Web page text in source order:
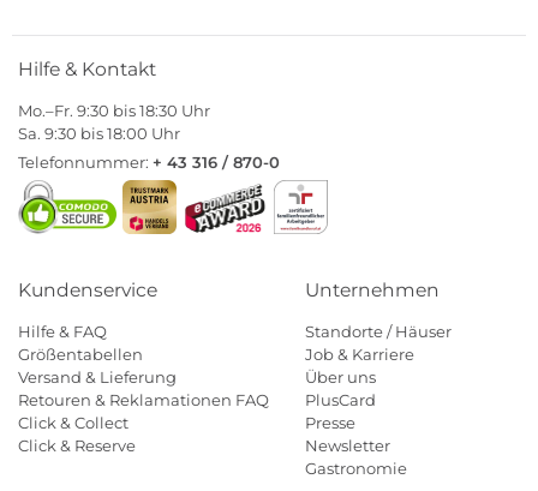
Hilfe & Kontakt
Mo.–Fr. 9:30 bis 18:30 Uhr
Sa. 9:30 bis 18:00 Uhr
Telefonnummer: + 43 316 / 870-0
Kundenservice
Hilfe & FAQ
Größentabellen
Versand & Lieferung
Retouren & Reklamationen FAQ
Click & Collect
Click & Reserve
Unternehmen
Standorte / Häuser
Job & Karriere
Über uns
PlusCard
Presse
Newsletter
Gastronomie